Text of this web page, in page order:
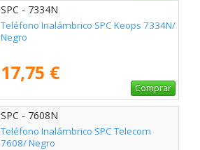
SPC - 7334N
Teléfono Inalámbrico SPC Keops 7334N/
Negro
17,75 €
Comprar
SPC - 7608N
Teléfono Inalámbrico SPC Telecom
7608/ Negro